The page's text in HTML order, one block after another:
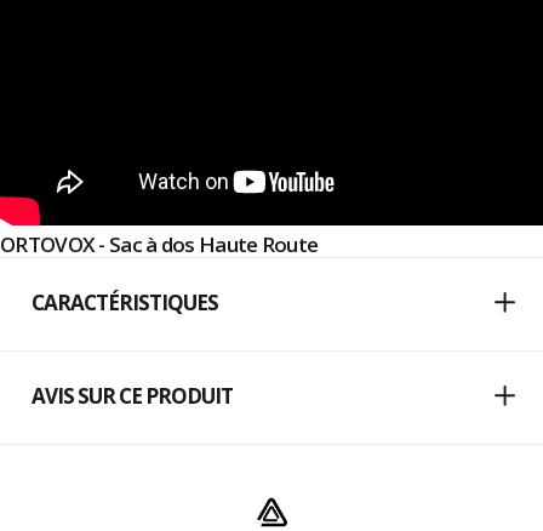
ORTOVOX - Sac à dos Haute Route
CARACTÉRISTIQUES
AVIS SUR CE PRODUIT